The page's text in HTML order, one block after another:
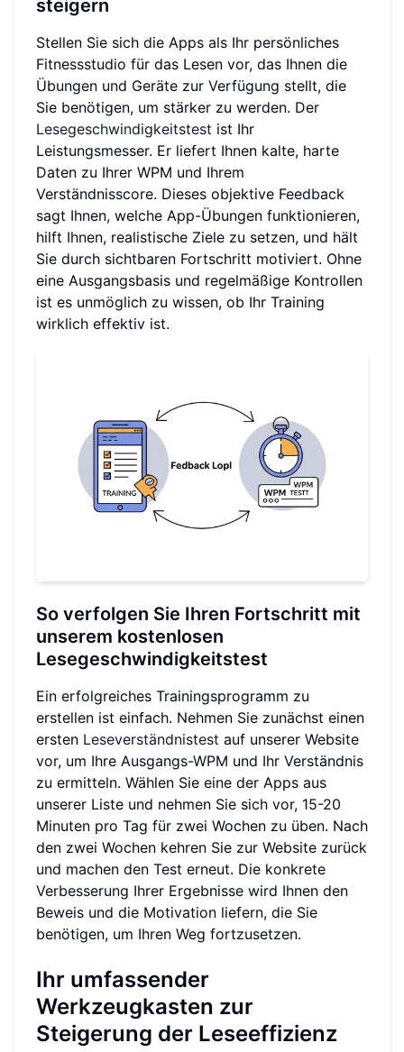
steigern
Stellen Sie sich die Apps als Ihr persönliches
Fitnessstudio für das Lesen vor, das Ihnen die
Übungen und Geräte zur Verfügung stellt, die
Sie benötigen, um stärker zu werden. Der
Lesegeschwindigkeitstest ist Ihr
Leistungsmesser. Er liefert Ihnen kalte, harte
Daten zu Ihrer WPM und Ihrem
Verständnisscore. Dieses objektive Feedback
sagt Ihnen, welche App-Übungen funktionieren,
hilft Ihnen, realistische Ziele zu setzen, und hält
Sie durch sichtbaren Fortschritt motiviert. Ohne
eine Ausgangsbasis und regelmäßige Kontrollen
ist es unmöglich zu wissen, ob Ihr Training
wirklich effektiv ist.
So verfolgen Sie Ihren Fortschritt mit
unserem kostenlosen
Lesegeschwindigkeitstest
Ein erfolgreiches Trainingsprogramm zu
erstellen ist einfach. Nehmen Sie zunächst einen
ersten Leseverständnistest auf unserer Website
vor, um Ihre Ausgangs-WPM und Ihr Verständnis
zu ermitteln. Wählen Sie eine der Apps aus
unserer Liste und nehmen Sie sich vor, 15-20
Minuten pro Tag für zwei Wochen zu üben. Nach
den zwei Wochen kehren Sie zur Website zurück
und machen den Test erneut. Die konkrete
Verbesserung Ihrer Ergebnisse wird Ihnen den
Beweis und die Motivation liefern, die Sie
benötigen, um Ihren Weg fortzusetzen.
Ihr umfassender
Werkzeugkasten zur
Steigerung der Leseeffizienz